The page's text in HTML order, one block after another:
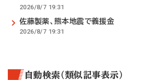
2026/8/7 19:31
佐藤製薬、熊本地震で義援金
2026/8/7 19:31
自動検索（類似記事表示）